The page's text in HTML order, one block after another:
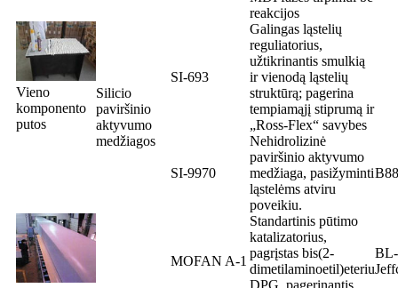
Vieno
komponento
putos
reakcijos
Silicio
paviršinio
aktyvumo
medžiagos
SI-693
Galingas ląstelių
reguliatorius,
užtikrinantis smulkią
ir vienodą ląstelių
struktūrą; pagerina
tempiamąjį stiprumą ir
„Ross-Flex“ savybes
SI-9970
Nehidrolizinė
paviršinio aktyvumo
medžiaga, pasižyminti
ląstelėms atviru
poveikiu.
MOFAN A-1
Standartinis pūtimo
katalizatorius,
pagrįstas bis(2-
dimetilaminoetil)eteriu